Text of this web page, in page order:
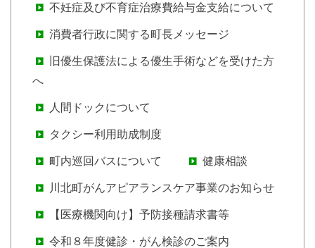
不妊症及び不育症治療費給与金支給について
消費者行政に関する町長メッセージ
旧優生保護法による優生手術などを受けた方
へ
人間ドックについて
タクシー利用助成制度
町内巡回バスについて 健康相談
川北町がんアピアランスケア事業のお知らせ
【医療機関向け】予防接種請求書等
令和８年度健診・がん検診のご案内